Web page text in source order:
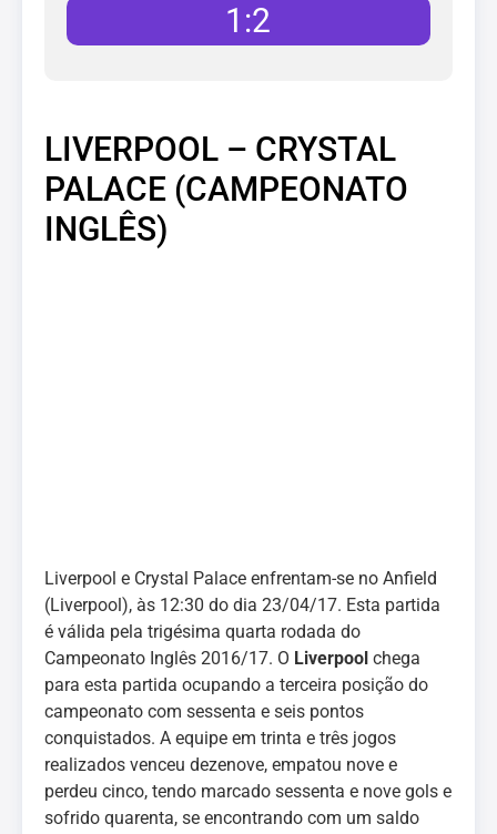
1 :2
LIVERPOOL – CRYSTAL
PALACE (CAMPEONATO
INGLÊS)
Liverpool e Crystal Palace enfrentam-se no Anfield
(Liverpool), às 12:30 do dia 23/04/17. Esta partida
é válida pela trigésima quarta rodada do
Campeonato Inglês 2016/17. O Liverpool chega
para esta partida ocupando a terceira posição do
campeonato com sessenta e seis pontos
conquistados. A equipe em trinta e três jogos
realizados venceu dezenove, empatou nove e
perdeu cinco, tendo marcado sessenta e nove gols e
sofrido quarenta, se encontrando com um saldo